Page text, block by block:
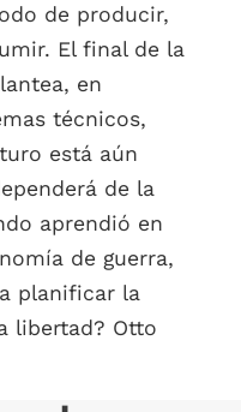
de producir,
El final de la
en
técnicos,
está aún
de la
aprendió en
de guerra,
planificar la
libertad? Otto